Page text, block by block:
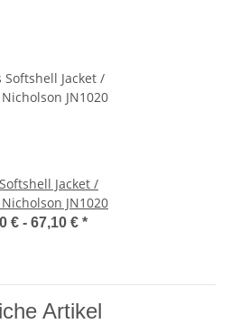
Jacket /
Nicholson JN1020
€ - 67,10 € *
Artikel